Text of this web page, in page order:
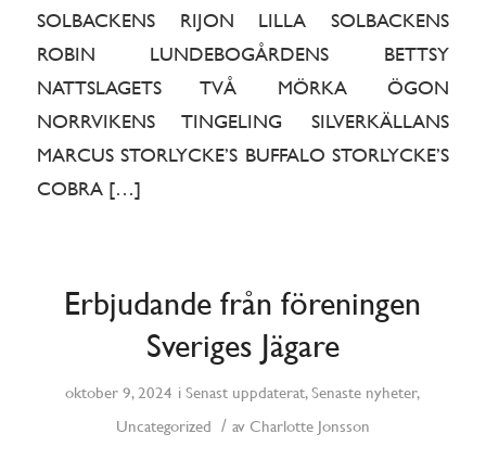
SOLBACKENS RIJON LILLA SOLBACKENS
ROBIN LUNDEBOGÅRDENS BETTSY
NATTSLAGETS TVÅ MÖRKA ÖGON
NORRVIKENS TINGELING SILVERKÄLLANS
MARCUS STORLYCKE’S BUFFALO STORLYCKE’S
COBRA […]
Erbjudande från föreningen
Sveriges Jägare
oktober 9, 2024 iSenast uppdaterat,Senaste nyheter,
Uncategorized / av Charlotte Jonsson